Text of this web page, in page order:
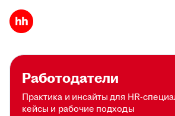
Работодатели
Практика и инсайты для HR-
кейсы и рабочие подходы